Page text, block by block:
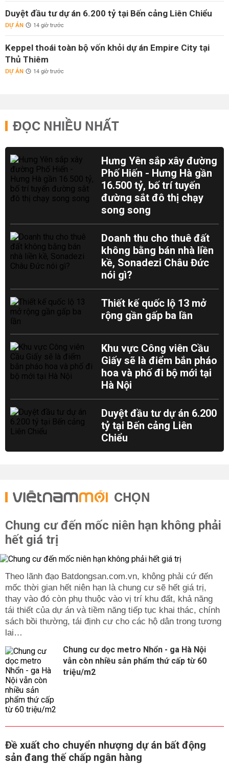
Duyệt đầu tư dự án 6.200 tỷ tại Bến cảng Liên Chiểu
DỰ ÁN 14 giờ trước
Keppel thoái toàn bộ vốn khỏi dự án Empire City tại
Thủ Thiêm
DỰ ÁN 14 giờ trước
ĐỌC NHIỀU NHẤT
Hưng Yên sắp xây đường
Phố Hiến - Hưng Hà gần
16.500 tỷ, bố trí tuyến
đường sắt đô thị chạy
song song
Doanh thu cho thuê đất
không bằng bán nhà liền
kề, Sonadezi Châu Đức
nói gì?
Thiết kế quốc lộ 13 mở
rộng gần gấp ba lần
Khu vực Công viên Cầu
Giấy sẽ là điểm bắn pháo
hoa và phố đi bộ mới tại
Hà Nội
Duyệt đầu tư dự án 6.200
tỷ tại Bến cảng Liên
Chiểu
CHỌN
Chung cư đến mốc niên hạn không phải
hết giá trị
Theo lãnh đạo Batdongsan.com.vn, không phải cứ đến
mốc thời gian hết niên hạn là chung cư sẽ hết giá trị,
thay vào đó còn phụ thuộc vào vị trí khu đất, khả năng
tái thiết của dự án và tiềm năng tiếp tục khai thác, chính
sách bồi thường, tái định cư cho các hộ dân trong tương
lai…
Chung cư dọc metro Nhổn - ga Hà Nội
vẫn còn nhiều sản phẩm thứ cấp từ 60
triệu/m2
Đề xuất cho chuyển nhượng dự án bất động
sản đang thế chấp ngân hàng